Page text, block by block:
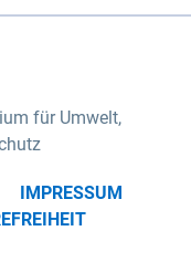
für Umwelt,
IMPRESSUM